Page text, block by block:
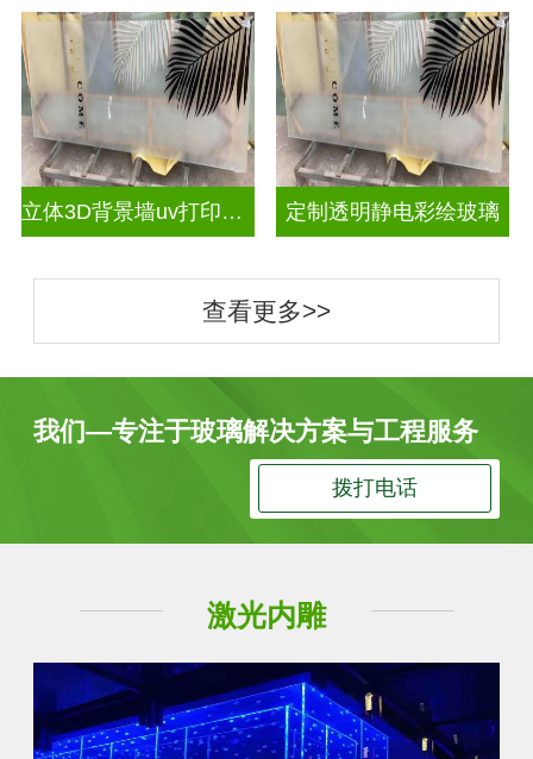
立体3D背景墙uv打印玻璃 定制透明静电彩绘玻璃
查看更多>>
我们—专注于玻璃解决方案与工程服务
拨打电话
激光内雕